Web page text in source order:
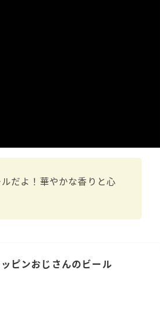
だよ！華やかな香りと心
ピンおじさんのビール